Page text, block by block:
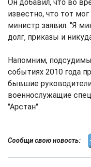
Он добавил, что во
известно, что тот
министр заявил: "Я
долг, приказы и
Напомним,
событиях 2010 года
бывшие
военнослужащие
"Арстан".
Сообщи свою новость: